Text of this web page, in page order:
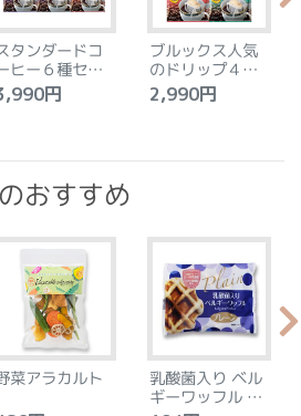
タンダードコ
ヒー６種セッ
円
ブルックス人気
のドリップ４種
セット
2,990円
おすすめ
菜アラカルト
乳酸菌入り ベル
ギーワッフル プ